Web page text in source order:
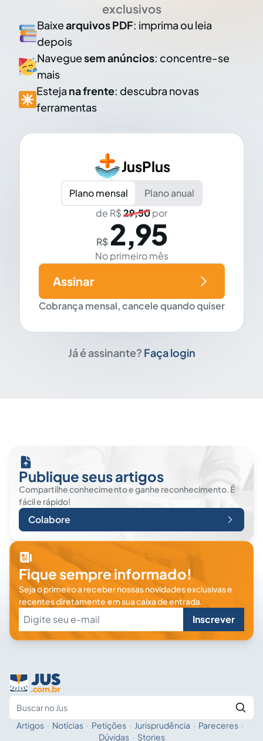
exclusivos
Baixearquivos PDF: imprima ou leia
depois
Naveguesem anúncios: concentre-se
mais
Esteja na frente: descubra novas
ferramentas
JusPlus
Plano mensal
Plano anual
de R$29,50por
R$ 2,95
No primeiro mês
Cobrança mensal, cancele quando quiser
Assinar
Já é assinante? Faça login
Publique seus artigos
Compartilhe conhecimento e ganhe reconhecimento. É
fácil e rápido!
Colabore
Fique sempre informado!
Seja o primeiro a receber nossas novidades exclusivas e
recentes diretamente em sua caixa de entrada.
Inscrever
Fale com a IA
Artigos · Notícias · Petições · Jurisprudência · Pareceres ·
Dúvidas · Stories